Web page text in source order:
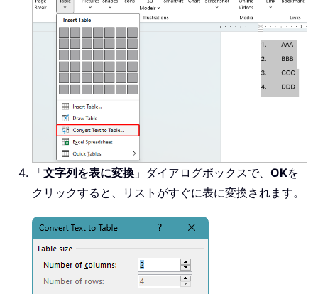
「文字列を表に変換 」ダイアログボックスで、 OKを
クリックすると、リストがすぐに表に変換されます。